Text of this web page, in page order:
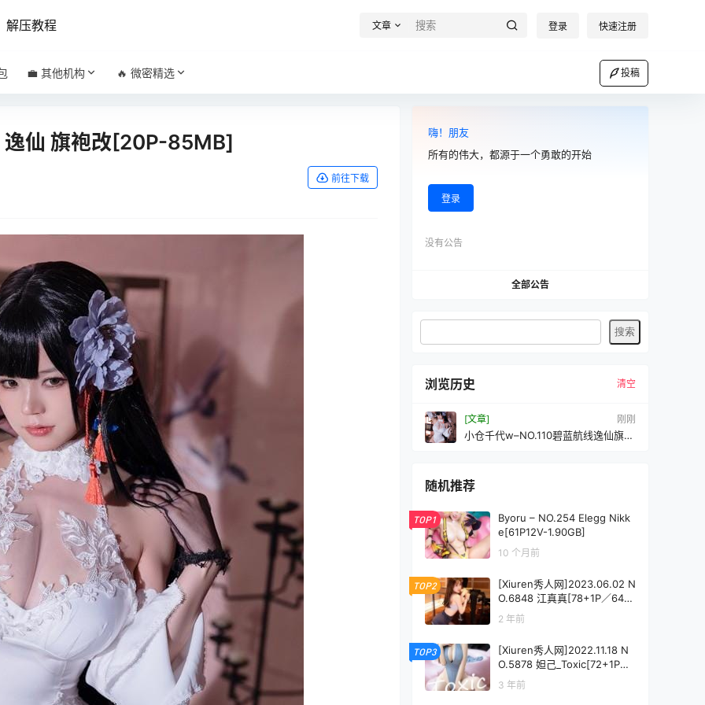
解压教程 文章 登录 快速注册
💼 其他机构 🔥 微密精选 投稿
逸仙 旗袍改[20P-85MB]
前往下载
嗨！朋友
所有的伟大，都源于一个勇敢的开始
登录
没有公告
全部公告
浏览历史 清空
[文章] 刚刚
小仓千代w–NO.110碧蓝航线逸仙旗袍
随机推荐
TOP1
Byoru – NO.254 Elegg Nikk
e[61P12V-1.90GB]
10 个月前
TOP2
[Xiuren秀人网]2023.06.02 N
O.6848 江真真[78+1P／644
MB]
2 年前
TOP3
[Xiuren秀人网]2022.11.18 N
O.5878 妲己_Toxic[72+1P／3
90MB]
3 年前